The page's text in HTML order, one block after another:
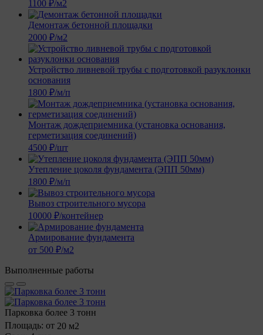
1100 ₽/м2
Демонтаж бетонной площадки
2000 ₽/м2
Устройство ливневой трубы с подготовкой разуклонки
основания
1800 ₽/м/п
Монтаж дождеприемника (установка основания,
герметизация соединений)
4500 ₽/шт
Утепление цоколя фундамента (ЭПП 50мм)
1800 ₽/м/п
Вывоз строительного мусора
10000 ₽/контейнер
Армирование фундамента
от 500 ₽/м2
Выполненные работы
Парковка более 3 тонн
Площадь: от 20 м2